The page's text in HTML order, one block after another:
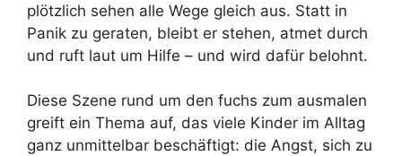
plötzlich sehen alle Wege gleich aus. Statt in
Panik zu geraten, bleibt er stehen, atmet durch
und ruft laut um Hilfe – und wird dafür belohnt.
Diese Szene rund um den fuchs zum ausmalen
greift ein Thema auf, das viele Kinder im Alltag
ganz unmittelbar beschäftigt: die Angst, sich zu